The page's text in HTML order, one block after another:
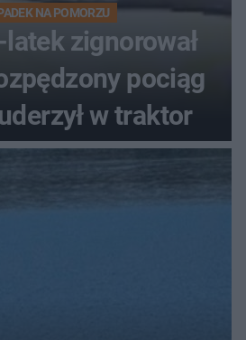
NA POMORZU
zignorował
pociąg
w traktor